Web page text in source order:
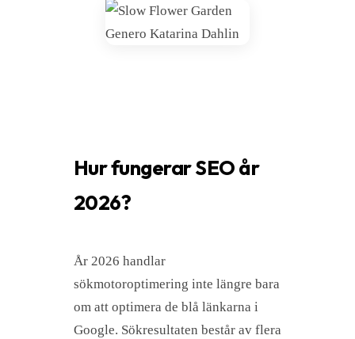
Hur fungerar SEO år
2026?
År 2026 handlar
sökmotoroptimering inte längre bara
om att optimera de blå länkarna i
Google. Sökresultaten består av flera